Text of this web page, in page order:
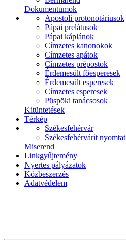
Dokumentumok
Apostoli protonotáriusok
Pápai prelátusok
Pápai káplánok
Címzetes kanonokok
Címzetes apátok
Címzetes prépostok
Érdemesült főesperesek
Érdemesült esperesek
Címzetes esperesek
Püspöki tanácsosok
Kitüntetések
Térkép
Székesfehérvár
Székesfehérvárit nyomtat
Miserend
Linkgyűjtemény
Nyertes pályázatok
Közbeszerzés
Adatvédelem